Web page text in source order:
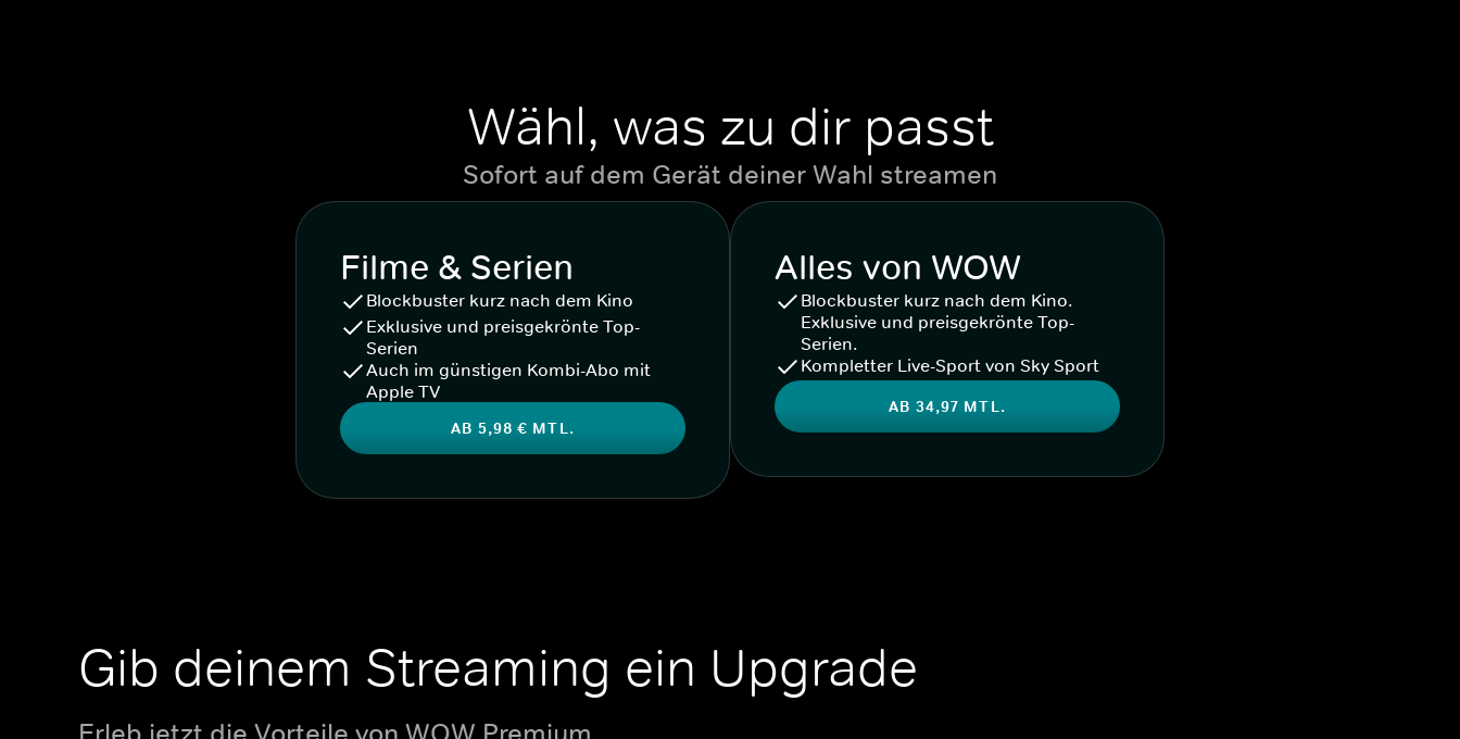
Wähl, was zu dir passt
Sofort auf dem Gerät deiner Wahl streamen
Filme & Serien
Blockbuster kurz nach dem Kino
Exklusive und preisgekrönte Top-
Serien
Auch im günstigen Kombi-Abo mit
Apple TV
AB 5,98 € MTL.
Alles von WOW
Blockbuster kurz nach dem Kino.
Exklusive und preisgekrönte Top-
Serien.
Kompletter Live-Sport von Sky Sport
AB 34,97 MTL.
Gib deinem Streaming ein Upgrade